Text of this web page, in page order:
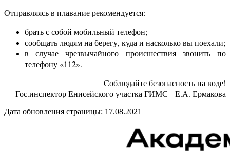
Отправляясь в плавание рекомендуется:
брать с собой мобильный телефон;
сообщать людям на берегу, куда и насколько вы поехали;
в случае чрезвычайного происшествия звонить по
телефону «112».
Соблюдайте безопасность на воде!
Гос.инспектор Енисейского участка ГИМС Е.А. Ермакова
Дата обновления страницы: 17.08.2021